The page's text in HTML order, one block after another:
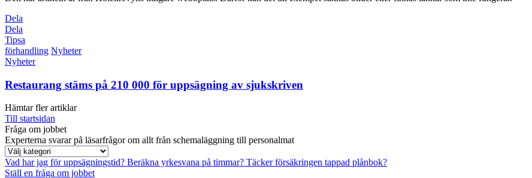
Dela
Dela
Tipsa
förhandling Nyheter
Nyheter
Restaurang stäms på 210 000 för uppsägning av sjukskriven
Hämtar fler artiklar
Till startsidan
Fråga om jobbet
Experterna svarar på läsarfrågor om allt från schemaläggning till personalmat
Vad har jag för uppsägningstid? Beräkna yrkesvana på timmar? Täcker försäkringen tappad plånbok?
Ställ en fråga om jobbet